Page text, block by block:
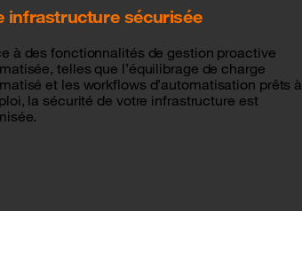
infrastructure sécurisée
à des fonctionnalités de gestion proactive
telles que l’équilibrage de charge
et les workflows d’automatisation prêts à
la sécurité de votre infrastructure est